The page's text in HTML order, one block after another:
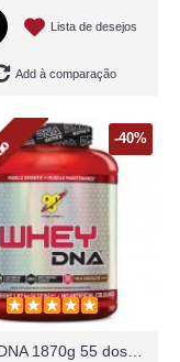
Lista de desejos
Add à comparação
-40%